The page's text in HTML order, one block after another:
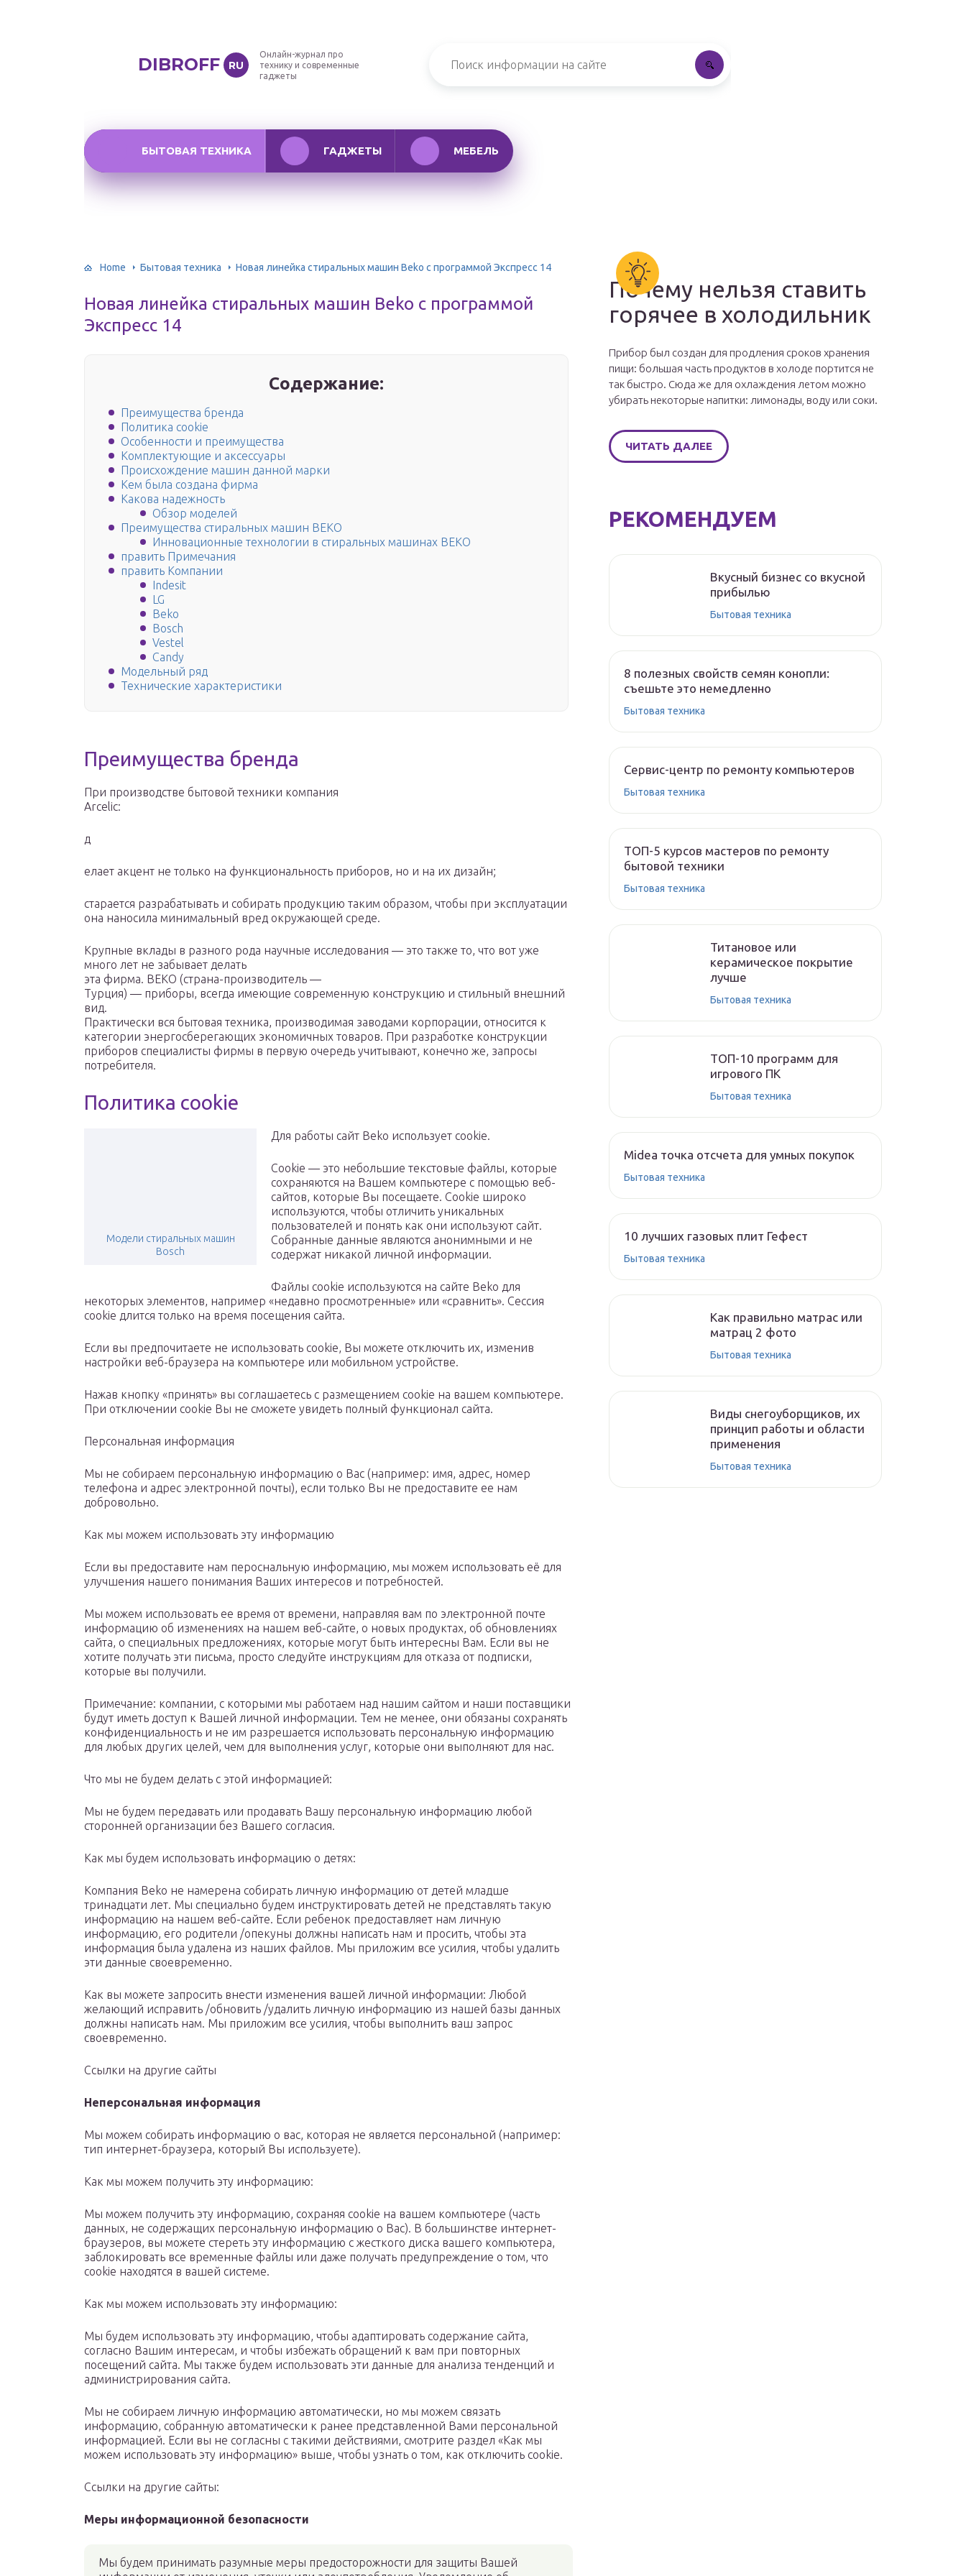
DIBROFF RU
Онлайн-журнал про
технику и современные
гаджеты
БЫТОВАЯ ТЕХНИКА ГАДЖЕТЫ МЕБЕЛЬ
Home Бытовая техника Новая линейка стиральных машин Beko с программой Экспресс 14
Новая линейка стиральных машин Beko с программой
Экспресс 14
Содержание:
Преимущества бренда
Политика cookie
Особенности и преимущества
Комплектующие и аксессуары
Происхождение машин данной марки
Кем была создана фирма
Какова надежность
Обзор моделей
Преимущества стиральных машин BEKO
Инновационные технологии в стиральных машинах BEKO
править Примечания
править Компании
Indesit
LG
Beko
Bosch
Vestel
Candy
Модельный ряд
Технические характеристики
Преимущества бренда
При производстве бытовой техники компания
Arcelic:
д
елает акцент не только на функциональность приборов, но и на их дизайн;
старается разрабатывать и собирать продукцию таким образом, чтобы при эксплуатации
она наносила минимальный вред окружающей среде.
Крупные вклады в разного рода научные исследования — это также то, что вот уже
много лет не забывает делать
эта фирма. ВЕКО (страна-производитель —
Турция) — приборы, всегда имеющие современную конструкцию и стильный внешний
вид.
Практически вся бытовая техника, производимая заводами корпорации, относится к
категории энергосберегающих экономичных товаров. При разработке конструкции
приборов специалисты фирмы в первую очередь учитывают, конечно же, запросы
потребителя.
Политика cookie
Модели стиральных машин
Bosch
Для работы сайт Beko использует cookie.
Сookie — это небольшие текстовые файлы, которые
сохраняются на Вашем компьютере с помощью веб-
сайтов, которые Вы посещаете. Сookie широко
используются, чтобы отличить уникальных
пользователей и понять как они используют сайт.
Собранные данные являются анонимными и не
содержат никакой личной информации.
Файлы cookie используются на сайте Beko для
некоторых элементов, например «недавно просмотренные» или «сравнить». Сессия
cookie длится только на время посещения сайта.
Если вы предпочитаете не использовать cookie, Вы можете отключить их, изменив
настройки веб-браузера на компьютере или мобильном устройстве.
Нажав кнопку «принять» вы соглашаетесь с размещением cookie на вашем компьютере.
При отключении cookie Вы не сможете увидеть полный функционал сайта.
Персональная информация
Мы не собираем персональную информацию о Вас (например: имя, адрес, номер
телефона и адрес электронной почты), если только Вы не предоставите ее нам
добровольно.
Как мы можем использовать эту информацию
Если вы предоставите нам пероснальную информацию, мы можем использовать её для
улучшения нашего понимания Ваших интересов и потребностей.
Мы можем использовать ее время от времени, направляя вам по электронной почте
информацию об изменениях на нашем веб-сайте, о новых продуктах, об обновлениях
сайта, о специальных предложениях, которые могут быть интересны Вам. Если вы не
хотите получать эти письма, просто следуйте инструкциям для отказа от подписки,
которые вы получили.
Примечание: компании, с которыми мы работаем над нашим сайтом и наши поставщики
будут иметь доступ к Вашей личной информации. Тем не менее, они обязаны сохранять
конфиденциальность и не им разрешается использовать персональную информацию
для любых других целей, чем для выполнения услуг, которые они выполняют для нас.
Что мы не будем делать с этой информацией:
Мы не будем передавать или продавать Вашу персональную информацию любой
сторонней организации без Вашего согласия.
Как мы будем использовать информацию о детях:
Компания Beko не намерена собирать личную информацию от детей младше
тринадцати лет. Мы специально будем инструктировать детей не представлять такую
информацию на нашем веб-сайте. Если ребенок предоставляет нам личную
информацию, его родители /опекуны должны написать нам и просить, чтобы эта
информация была удалена из наших файлов. Мы приложим все усилия, чтобы удалить
эти данные своевременно.
Как вы можете запросить внести изменения вашей личной информации: Любой
желающий исправить /обновить /удалить личную информацию из нашей базы данных
должны написать нам. Мы приложим все усилия, чтобы выполнить ваш запрос
своевременно.
Ссылки на другие сайты
Неперсональная информация
Мы можем собирать информацию о вас, которая не является персональной (например:
тип интернет-браузера, который Вы используете).
Как мы можем получить эту информацию:
Мы можем получить эту информацию, сохраняя cookie на вашем компьютере (часть
данных, не содержащих персональную информацию о Вас). В большинстве интернет-
браузеров, вы можете стереть эту информацию с жесткого диска вашего компьютера,
заблокировать все временные файлы или даже получать предупреждение о том, что
cookie находятся в вашей системе.
Как мы можем использовать эту информацию:
Мы будем использовать эту информацию, чтобы адаптировать содержание сайта,
согласно Вашим интересам, и чтобы избежать обращений к вам при повторных
посещений сайта. Мы также будем использовать эти данные для анализа тенденций и
администрирования сайта.
Мы не собираем личную информацию автоматически, но мы можем связать
информацию, собранную автоматически к ранее представленной Вами персональной
информацией. Если вы не согласны с такими действиями, смотрите раздел «Как мы
можем использовать эту информацию» выше, чтобы узнать о том, как отключить cookie.
Ссылки на другие сайты:
Меры информационной безопасности
Мы будем принимать разумные меры предосторожности для защиты Вашей
Почему нельзя ставить
горячее в холодильник
Прибор был создан для продления сроков хранения
пищи: большая часть продуктов в холоде портится не
так быстро. Сюда же для охлаждения летом можно
убирать некоторые напитки: лимонады, воду или соки.
ЧИТАТЬ ДАЛЕЕ
РЕКОМЕНДУЕМ
Вкусный бизнес со вкусной
прибылью
Бытовая техника
8 полезных свойств семян конопли:
съешьте это немедленно
Бытовая техника
Сервис-центр по ремонту компьютеров
Бытовая техника
ТОП-5 курсов мастеров по ремонту
бытовой техники
Бытовая техника
Титановое или
керамическое покрытие
лучше
Бытовая техника
ТОП-10 программ для
игрового ПК
Бытовая техника
Midea точка отсчета для умных покупок
Бытовая техника
10 лучших газовых плит Гефест
Бытовая техника
Как правильно матрас или
матрац 2 фото
Бытовая техника
Виды снегоуборщиков, их
принцип работы и области
применения
Бытовая техника